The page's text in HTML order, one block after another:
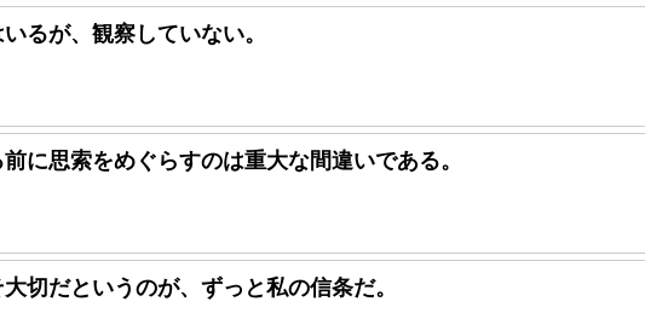
るが、観察していない。
に思索をめぐらすのは重大な間違いである。
切だというのが、ずっと私の信条だ。